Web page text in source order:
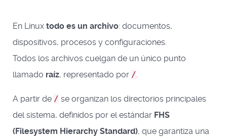
En Linux todo es un archivo: documentos,
dispositivos, procesos y configuraciones.
Todos los archivos cuelgan de un único punto
llamado raíz, representado por /.
A partir de / se organizan los directorios principales
del sistema, definidos por el estándar FHS
(Filesystem Hierarchy Standard), que garantiza una